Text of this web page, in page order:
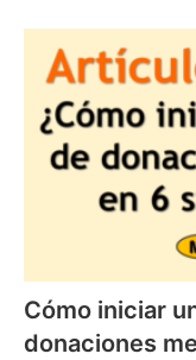
Cómo iniciar
donaciones